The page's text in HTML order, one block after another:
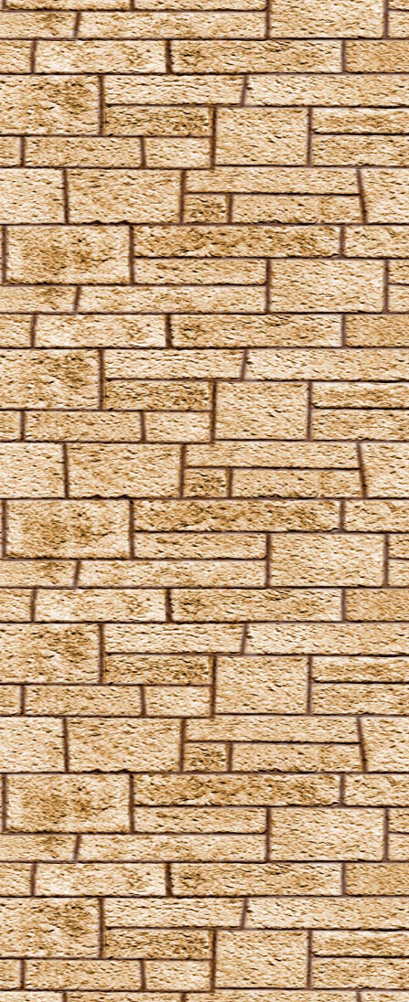
Rictusempra
Schluck Schnecken
Sectumsempra
Serpensortia
Silencio
Stupor
Tarantallegra
Transmutations-Tortur
Ventus
Verdimillious
Wabbelbein-Fluch
Zunge-Fessel-Fluch
Heilzauber
Anapneo
Brackium Emendo
Eingeweide-Ausweide-Fluch
Enervate
Episkey
Ferula
Rennervate
Surgito
Vulnera Sanentur
Unverzeihliche Flüche
Avada Kedavra
Crucio
Imperio
Verteidigungszauber
Aqua Eructo
Arania Exumai
Arresto Momentum
Brachiabindo
Cave Inimicum
Confundo
Deletrius
Desillusio­nierungszauber
Duro
Emancipare
Entlifors
Expecto Patronum
Expelliarmus
Fianto Duri
Fidelius-Zauber
Finite Incantatem
Finite
Fumos
Goldene Flämmchen
Homenum revelio
Homorphus-Zauber
Immobilus
Impedimenta
Imperturbatio
Incarcerus
Inflatus
Liberacorpus
Muffliato
Nebulus
Partis Temporus
Peskiwichteli Pesternomi
Protego
Protego Diabolica
Protego Horribilis
Protego Maxima
Protego Totalum
Pullus
Relaschio
Repello Inimicum
Repello Muggeltum
Riddikulus
Salvio Hexia
Snufflifors
Türblockierende Flammen